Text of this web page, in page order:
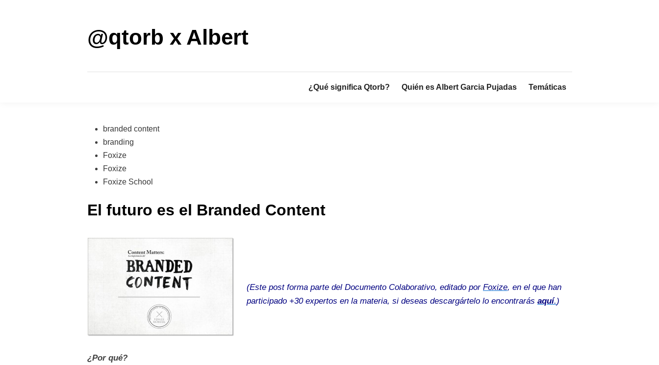
@qtorb x Albert
¿Qué significa Qtorb? Quién es Albert Garcia Pujadas Temáticas
Publicado
en
branded content
branding
Foxize
Foxize
Foxize School
El futuro es el Branded Content
(Este post forma parte del Documento Colaborativo, editado por Foxize, en el que han
participado +30 expertos en la materia, si deseas descargártelo lo encontrarás aquí.)
¿Por qué?